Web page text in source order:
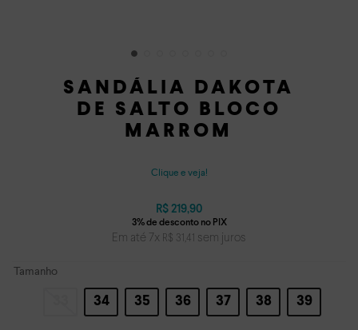
SANDÁLIA DAKOTA
DE SALTO BLOCO
MARROM
Clique e veja!
R$ 219,90
Em até 7x R$ 31 ,41 sem juros
Tamanho
34 35 36 37 38 39